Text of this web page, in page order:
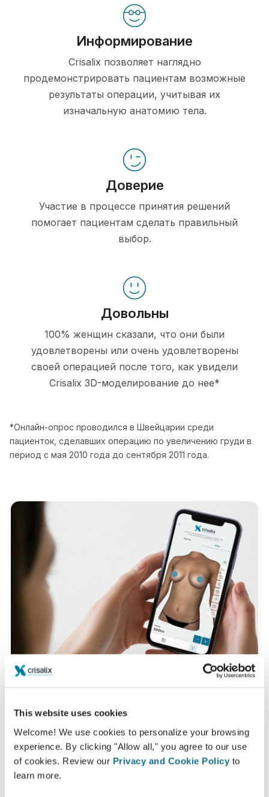
This website uses cookies
Welcome! We use cookies to personalize your browsing
experience. By clicking "Allow all," you agree to our use
of cookies. Review our Privacy and Cookie Policy to
learn more.
Информирование
Crisalix позволяет наглядно
продемонстрировать пациентам возможные
результаты операции, учитывая их
изначальную анатомию тела.
Доверие
Участие в процессе принятия решений
помогает пациентам сделать правильный
выбор.
Довольны
100% женщин сказали, что они были
удовлетворены или очень удовлетворены
своей операцией после того, как увидели
Crisalix 3D-моделирование до нее*
*Онлайн-опрос проводился в Швейцарии среди
пациенток, сделавших операцию по увеличению груди в
период с мая 2010 года до сентября 2011 года.
подходит?
После консультации MD Onur Akmanдаст доступ
к вашему новому образу с помощью учетной
записи Crisalix, войти в которую вы можете прямо